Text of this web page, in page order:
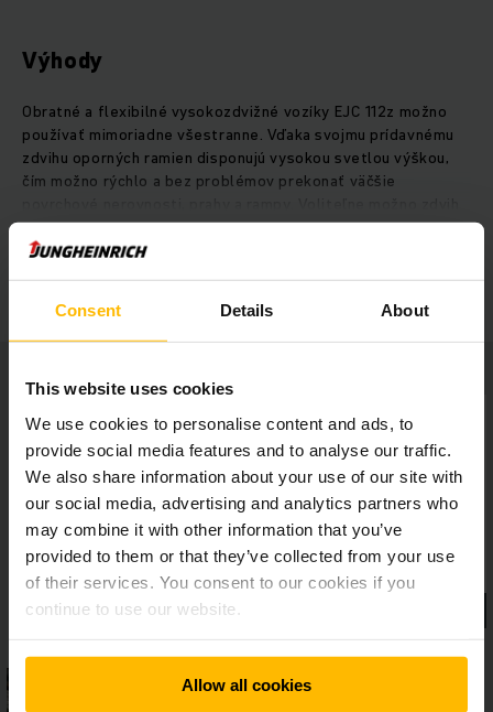
Consent Details About
This website uses cookies
We use cookies to personalise content and ads, to
provide social media features and to analyse our traffic.
We also share information about your use of our site with
our social media, advertising and analytics partners who
may combine it with other information that you’ve
provided to them or that they’ve collected from your use
of their services. You consent to our cookies if you
continue to use our website.
Allow all cookies
Výhody
Obratné a flexibilné vysokozdvižné vozíky EJC 112z možno
používať mimoriadne všestranne. Vďaka svojmu prídavnému
zdvihu oporných ramien disponujú vysokou svetlou výškou,
čím možno rýchlo a bez problémov prekonať väčšie
oporných ramien používať aj na dvojúrovňovú prepravu dvoch
paliet súčasne. Oporné rameno a teleskopický zdvih pritom
obratné. Proporčná hydraulika pritom zabezpečuje, aby bolo
možné citlivo a presne uskladňovať a vyskladňovať aj ťažké
infraštruktúru. Výkonná trojfázová technológia je napájaná
batériami s dlhou životnosťou, ktoré možno rýchlo a
jednoducho nabiť pomocou integrovaného nabíjača.